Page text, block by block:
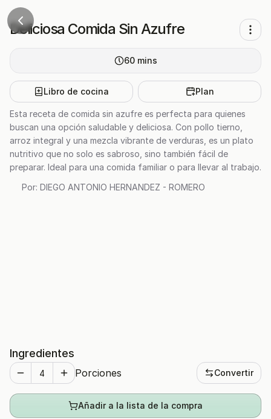
Deliciosa Comida Sin Azufre
60 mins
Libro de cocina Plan
Esta receta de comida sin azufre es perfecta para quienes
buscan una opción saludable y deliciosa. Con pollo tierno,
arroz integral y una mezcla vibrante de verduras, es un plato
nutritivo que no solo es sabroso, sino también fácil de
preparar. Ideal para una comida familiar o para llevar al trabajo.
Por: DIEGO ANTONIO HERNANDEZ - ROMERO
Ingredientes
Porciones Convertir
Añadir a la lista de la compra